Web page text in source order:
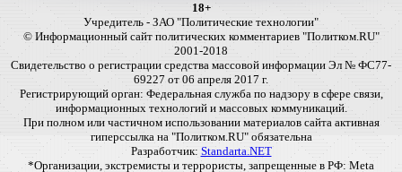
18+
Учредитель - ЗАО "Политические технологии"
© Информационный сайт политических комментариев "Политком.RU"
2001-2018
Свидетельство о регистрации средства массовой информации Эл № ФС77-
69227 от 06 апреля 2017 г.
Регистрирующий орган: Федеральная служба по надзору в сфере связи,
информационных технологий и массовых коммуникаций.
При полном или частичном использовании материалов сайта активная
гиперссылка на "Политком.RU" обязательна
Разработчик: Standarta.NET
*Организации, экстремисты и террористы, запрещенные в РФ: Meta